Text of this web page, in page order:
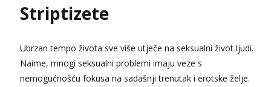
Striptizete
Ubrzan tempo života sve više utječe na seksualni život ljudi.
Naime, mnogi seksualni problemi imaju veze s
nemogućnošću fokusa na sadašnji trenutak i erotske želje.